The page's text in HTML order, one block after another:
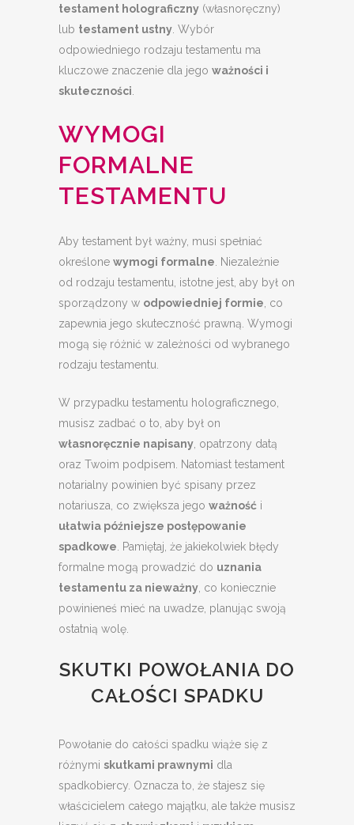
testament holograficzny (własnoręczny)
lub testament ustny. Wybór
odpowiedniego rodzaju testamentu ma
kluczowe znaczenie dla jego ważności i
skuteczności.
WYMOGI
FORMALNE
TESTAMENTU
Aby testament był ważny, musi spełniać
określone wymogi formalne. Niezależnie
od rodzaju testamentu, istotne jest, aby był on
sporządzony w odpowiedniej formie, co
zapewnia jego skuteczność prawną. Wymogi
mogą się różnić w zależności od wybranego
rodzaju testamentu.
W przypadku testamentu holograficznego,
musisz zadbać o to, aby był on
własnoręcznie napisany, opatrzony datą
oraz Twoim podpisem. Natomiast testament
notarialny powinien być spisany przez
notariusza, co zwiększa jego ważność i
ułatwia późniejsze postępowanie
spadkowe. Pamiętaj, że jakiekolwiek błędy
formalne mogą prowadzić do uznania
testamentu za nieważny, co koniecznie
powinieneś mieć na uwadze, planując swoją
ostatnią wolę.
SKUTKI POWOŁANIA DO
CAŁOŚCI SPADKU
Powołanie do całości spadku wiąże się z
różnymi skutkami prawnymi dla
spadkobiercy. Oznacza to, że stajesz się
właścicielem całego majątku, ale także musisz